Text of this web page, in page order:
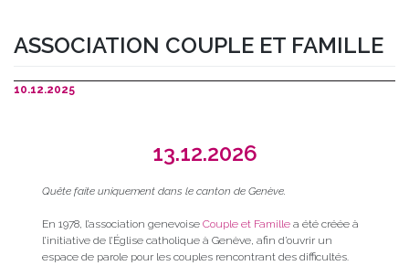
ASSOCIATION COUPLE ET FAMILLE
10.12.2025
13.12.2026
Quête faite uniquement dans le canton de Genève.
En 1978, l’association genevoise Couple et Famille a été créée à
l’initiative de l’Église catholique à Genève, afin d’ouvrir un
espace de parole pour les couples rencontrant des difficultés.